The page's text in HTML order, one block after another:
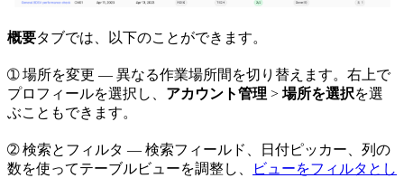
概要タブでは、以下のことができます。
➀場所を変更 — 異なる作業場所間を切り替えます。右上で
プロフィールを選択し、 アカウント管理 > 場所を選択を選
ぶこともできます。
➁検索とフィルタ — 検索フィールド、日付ピッカー、列の
数を使ってテーブルビューを調整し、
ビューをフィルタとし